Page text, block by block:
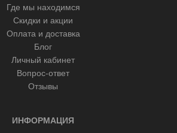
Где мы находимся
Скидки и акции
Оплата и доставка
Блог
Личный кабинет
Вопрос-ответ
Отзывы
ИНФОРМАЦИЯ